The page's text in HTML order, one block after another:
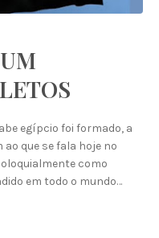
egípcio foi formado, a
que se fala hoje no
como
em todo o mundo…